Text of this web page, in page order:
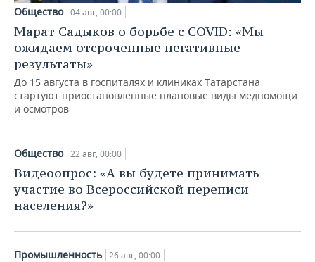
Общество 04 авг, 00:00
Марат Садыков о борьбе с COVID: «Мы
ожидаем отсроченные негативные
результаты»
До 15 августа в госпиталях и клиниках Татарстана
стартуют приостановленные плановые виды медпомощи
и осмотров
Общество 22 авг, 00:00
Видеоопрос: «А вы будете принимать
участие во Всероссийской переписи
населения?»
Промышленность 26 авг, 00:00